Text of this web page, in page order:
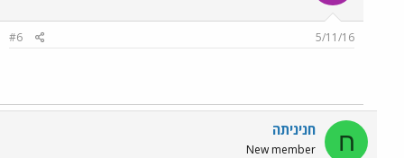
5/11/16
#6
ח חניניתה
New member